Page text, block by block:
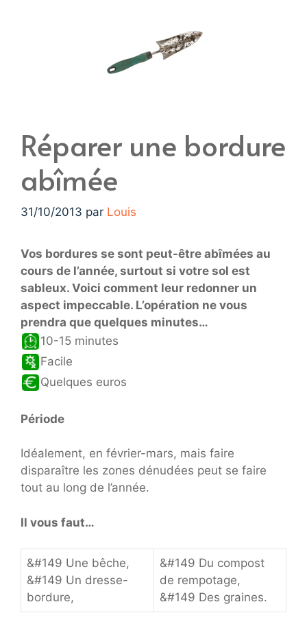
Réparer une bordure
abîmée
31/10/2013 par Louis
Vos bordures se sont peut-être abîmées au
cours de l’année, surtout si votre sol est
sableux. Voici comment leur redonner un
aspect impeccable. L’opération ne vous
prendra que quelques minutes…
10-15 minutes
Facile
Quelques euros
Période
Idéalement, en février-mars, mais faire
disparaître les zones dénudées peut se faire
tout au long de l’année.
Il vous faut…
&#149 Une bêche,
&#149 Un dresse-
bordure,
&#149 Du compost
de rempotage,
&#149 Des graines.